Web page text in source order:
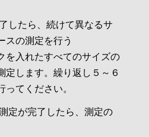
したら、続けて異なるサ
スの測定を行う
を入れたすべてのサイズの
定します。繰り返し５～６
てください。
定が完了したら、測定の